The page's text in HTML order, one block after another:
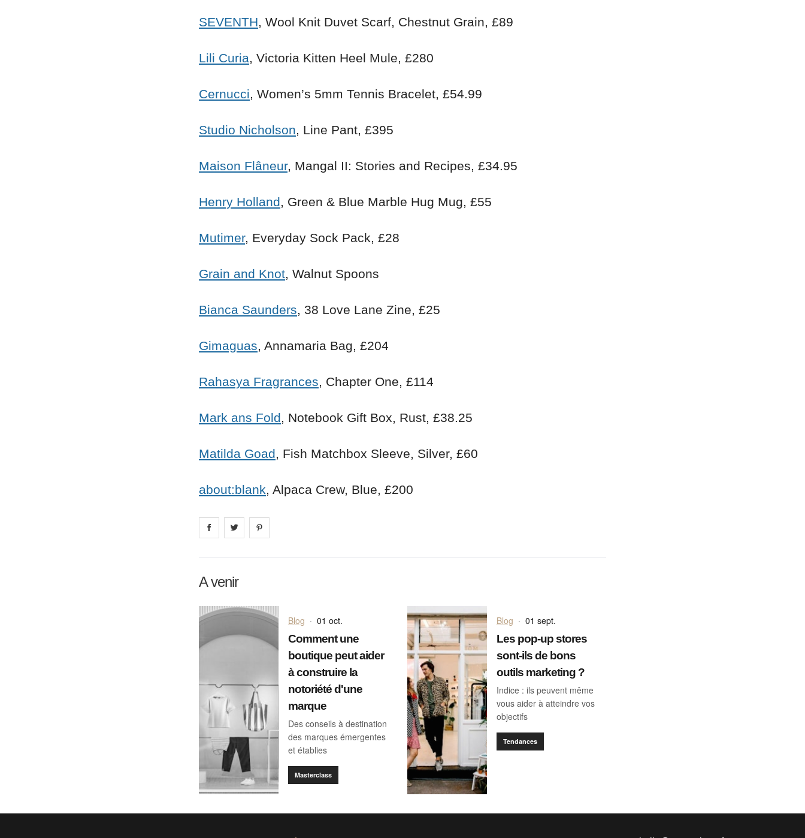
SEVENTH, Wool Knit Duvet Scarf, Chestnut Grain, £89
Lili Curia, Victoria Kitten Heel Mule, £280
Cernucci, Women’s 5mm Tennis Bracelet, £54.99
Studio Nicholson, Line Pant, £395
Maison Flâneur, Mangal II: Stories and Recipes, £34.95
Henry Holland, Green & Blue Marble Hug Mug, £55
Mutimer, Everyday Sock Pack, £28
Grain and Knot, Walnut Spoons
Bianca Saunders, 38 Love Lane Zine, £25
Gimaguas, Annamaria Bag, £204
Rahasya Fragrances, Chapter One, £114
Mark ans Fold, Notebook Gift Box, Rust, £38.25
Matilda Goad, Fish Matchbox Sleeve, Silver, £60
about:blank, Alpaca Crew, Blue, £200
Share on facebook
Share on
A venir
Blog · 01 oct.
Comment une
boutique peut aider
à construire la
notoriété d'une
marque
Des conseils à destination
des marques émergentes
et établies
Masterclass
Blog · 01 sept.
Les pop-up stores
sont-ils de bons
outils marketing ?
Indice : ils peuvent même
vous aider à atteindre vos
objectifs
Tendances